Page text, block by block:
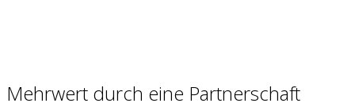
Mehrwert durch eine Partnerschaft